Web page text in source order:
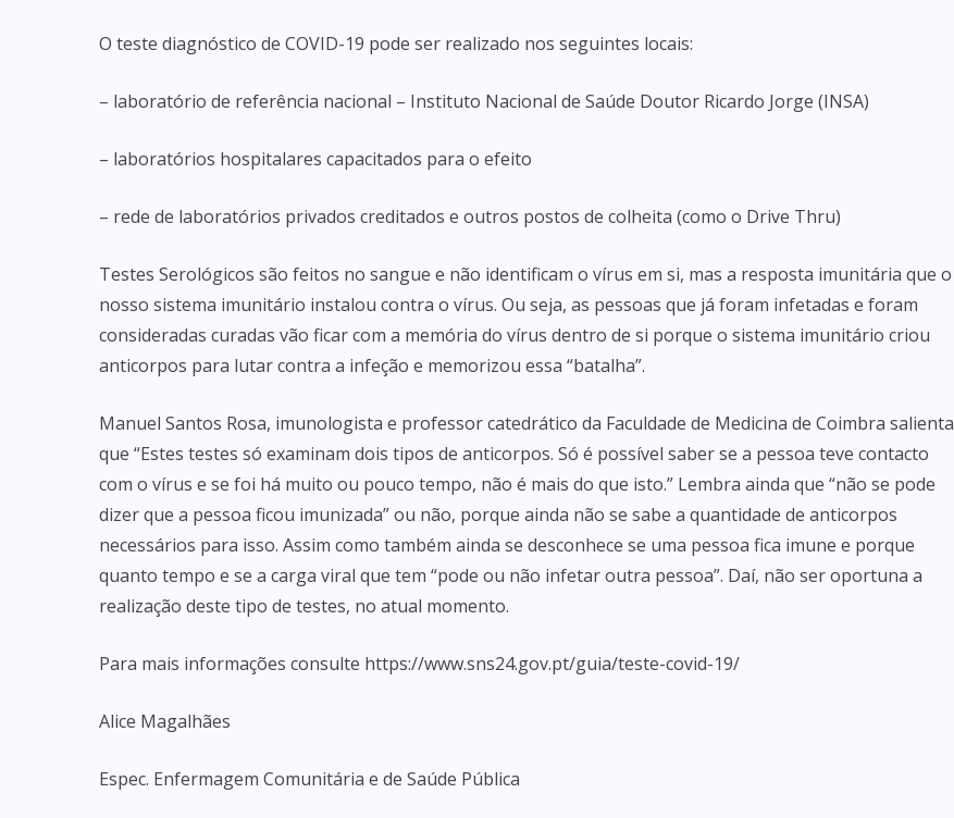
O teste diagnóstico de COVID-19 pode ser realizado nos seguintes locais:
– laboratório de referência nacional – Instituto Nacional de Saúde Doutor Ricardo Jorge (INSA)
– laboratórios hospitalares capacitados para o efeito
– rede de laboratórios privados creditados e outros postos de colheita (como o Drive Thru)
Testes Serológicos são feitos no sangue e não identificam o vírus em si, mas a resposta imunitária que o
nosso sistema imunitário instalou contra o vírus. Ou seja, as pessoas que já foram infetadas e foram
consideradas curadas vão ficar com a memória do vírus dentro de si porque o sistema imunitário criou
anticorpos para lutar contra a infeção e memorizou essa “batalha”.
Manuel Santos Rosa, imunologista e professor catedrático da Faculdade de Medicina de Coimbra salienta
que “Estes testes só examinam dois tipos de anticorpos. Só é possível saber se a pessoa teve contacto
com o vírus e se foi há muito ou pouco tempo, não é mais do que isto.” Lembra ainda que “não se pode
dizer que a pessoa ficou imunizada” ou não, porque ainda não se sabe a quantidade de anticorpos
necessários para isso. Assim como também ainda se desconhece se uma pessoa fica imune e porque
quanto tempo e se a carga viral que tem “pode ou não infetar outra pessoa”. Daí, não ser oportuna a
realização deste tipo de testes, no atual momento.
Para mais informações consulte https://www.sns24.gov.pt/guia/teste-covid-19/
Alice Magalhães
Espec. Enfermagem Comunitária e de Saúde Pública